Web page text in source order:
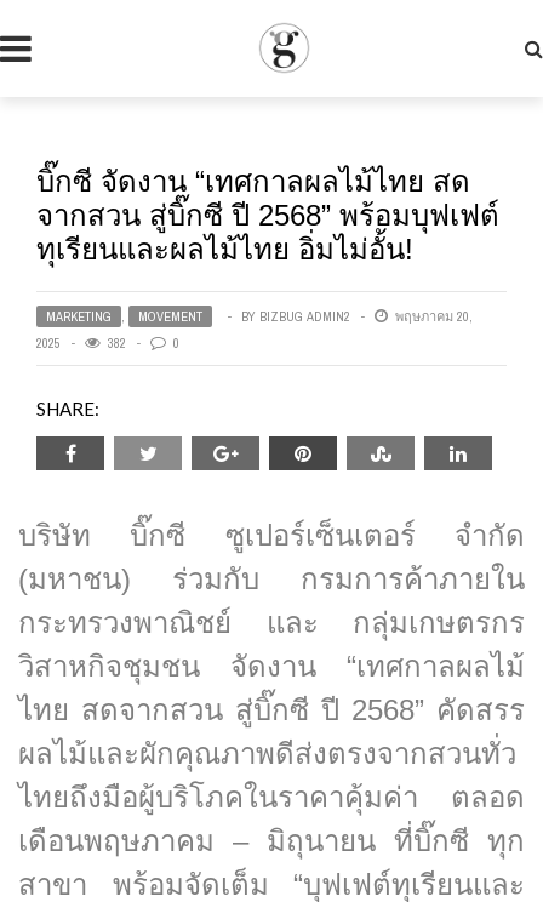
บิ๊กซี จัดงาน “เทศกาลผลไม้ไทย สด
จากสวน สู่บิ๊กซี ปี 2568” พร้อมบุฟเฟต์
ทุเรียนและผลไม้ไทย อิ่มไม่อั้น!
MARKETING , MOVEMENT BY BIZBUG ADMIN2
พฤษภาคม 20,
2025
382 0
SHARE:
บริษัท บิ๊กซี ซูเปอร์เซ็นเตอร์ จำกัด
(มหาชน) ร่วมกับ กรมการค้าภายใน
กระทรวงพาณิชย์ และ กลุ่มเกษตรกร
วิสาหกิจชุมชน จัดงาน “เทศกาลผลไม้
ไทย สดจากสวน สู่บิ๊กซี ปี 2568” คัดสรร
ผลไม้และผักคุณภาพดีส่งตรงจากสวนทั่ว
ไทยถึงมือผู้บริโภคในราคาคุ้มค่า ตลอด
เดือนพฤษภาคม – มิถุนายน ที่บิ๊กซี ทุก
สาขา พร้อมจัดเต็ม “บุฟเฟต์ทุเรียนและ